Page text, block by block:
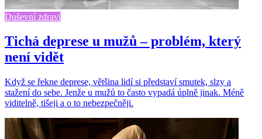
Duševní zdraví
Tichá deprese u mužů – problém, který
není vidět
Když se řekne deprese, většina lidí si představí smutek, slzy a
stažení do sebe. Jenže u mužů to často vypadá úplně jinak. Méně
viditelně, tišeji a o to nebezpečněji.